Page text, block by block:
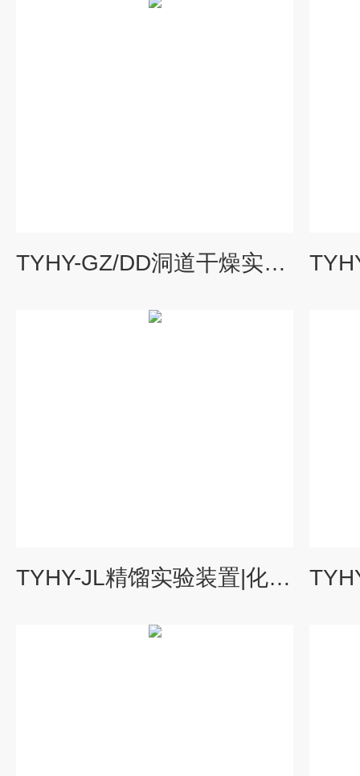
TYHY-GZ/DD洞道干燥实验装置|化工原理实验装置
TYHY-JL精馏实验装置|化工原理实验装置